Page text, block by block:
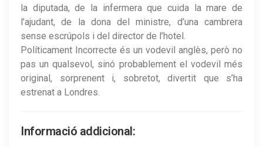
la diputada, de la infermera que cuida la mare de
l’ajudant, de la dona del ministre, d’una cambrera
sense escrúpols i del director de l’hotel.
Políticament Incorrecte és un vodevil anglès, però no
pas un qualsevol, sinó probablement el vodevil més
original, sorprenent i, sobretot, divertit que s’ha
estrenat a Londres.
Informació addicional: